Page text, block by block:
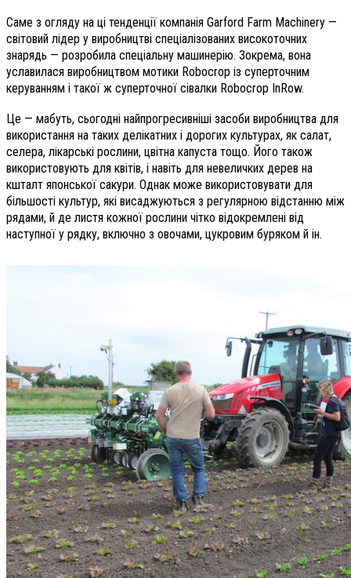
Саме з огляду на ці тенденції компанія Garford Farm Machinery —
світовий лідер у виробництві спеціалізованих високоточних
знарядь — розробила спеціальну машинерію. Зокрема, вона
уславилася виробництвом мотики Robocrop із суперточним
керуванням і такої ж суперточної сівалки Robocrop InRow.
Це — мабуть, сьогодні найпрогресивніші засоби виробництва для
використання на таких делікатних і дорогих культурах, як салат,
селера, лікарські рослини, цвітна капуста тощо. Його також
використовують для квітів, і навіть для невеличких дерев на
кшталт японської сакури. Однак може використовувати для
більшості культур, які висаджуються з регулярною відстанню між
рядами, й де листя кожної рослини чітко відокремлені від
наступної у рядку, включно з овочами, цукровим буряком й ін.